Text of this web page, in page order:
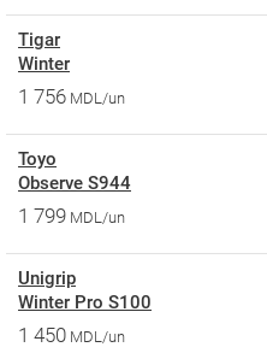
Tigar
Winter
1 756 MDL/un
Toyo
Observe S944
1 799 MDL/un
Unigrip
Winter Pro S100
1 450 MDL/un